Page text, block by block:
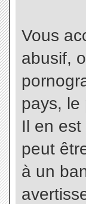
Vous
abusif,
pays, le
Il en
peut
à un